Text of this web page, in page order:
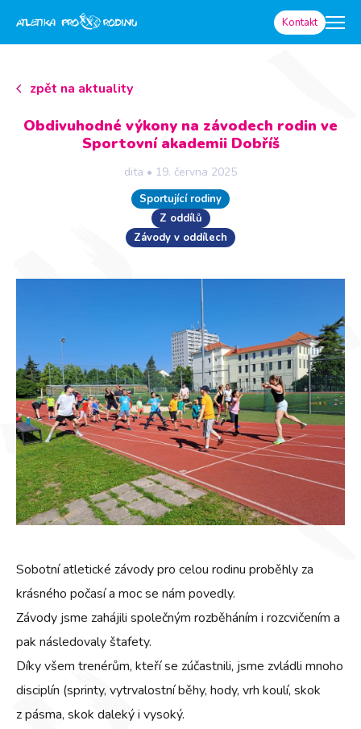
Kontakt
zpět na aktuality
Obdivuhodné výkony na závodech rodin ve
Sportovní akademii Dobříš
dita • 19. června 2025
Sportující rodiny
Z oddílů
Závody v oddílech
Sobotní atletické závody pro celou rodinu proběhly za
krásného počasí a moc se nám povedly.
Závody jsme zahájili společným rozběháním i rozcvičením a
pak následovaly štafety.
Díky všem trenérům, kteří se zúčastnili, jsme zvládli mnoho
disciplín (sprinty, vytrvalostní běhy, hody, vrh koulí, skok
z pásma, skok daleký i vysoký.